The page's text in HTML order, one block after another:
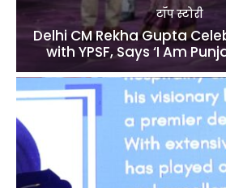
टॉप स्टोरी
Delhi CM Rekha Gupta
with YPSF, Says ‘I Am